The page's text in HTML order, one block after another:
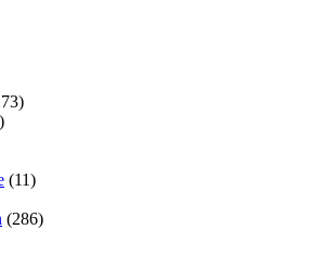
(11)
(286)